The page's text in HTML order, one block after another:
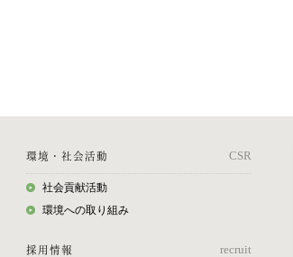
環境・社会活動 CSR
社会貢献活動
環境への取り組み
採用情報 recruit